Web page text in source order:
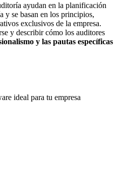
ayudan en la planificación
y se basan en los principios,
exclusivos de la empresa.
y describir cómo los auditores
y las pautas específicas
ideal para tu empresa